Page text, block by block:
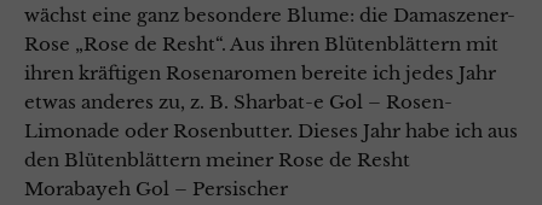
wächst eine ganz besondere Blume: die Damaszener-
Rose „Rose de Resht“. Aus ihren Blütenblättern mit
ihren kräftigen Rosenaromen bereite ich jedes Jahr
etwas anderes zu, z. B. Sharbat-e Gol – Rosen-
Limonade oder Rosenbutter. Dieses Jahr habe ich aus
den Blütenblättern meiner Rose de Resht
Morabayeh Gol – Persischer